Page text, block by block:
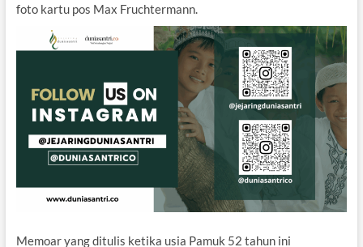
foto kartu pos Max Fruchtermann.
Memoar yang ditulis ketika usia Pamuk 52 tahun ini